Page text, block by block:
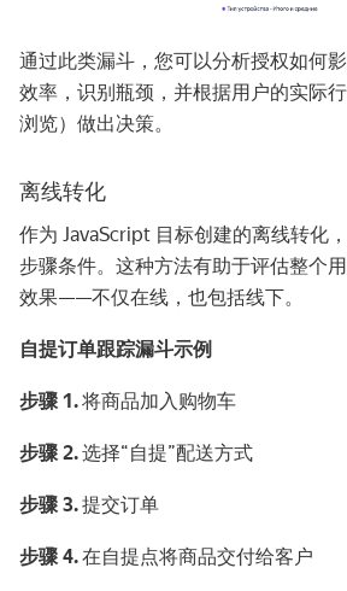
通过此类漏斗，您可以分析授权如何
效率，识别瓶颈，并根据用户的实际
浏览）做出决策。
离线转化
作为 JavaScript 目标创建的离线转化
步骤条件。这种方法有助于评估整个
效果——不仅在线，也包括线下。
自提订单跟踪漏斗示例
步骤 1.将商品加入购物车
步骤 2.选择“自提”配送方式
步骤 3.提交订单
步骤 4.在自提点将商品交付给客户